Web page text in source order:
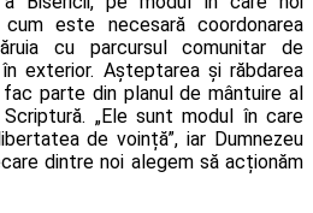
este necesară coordonarea
cu parcursul comunitar de
exterior. Așteptarea și răbdarea
parte din planul de mântuire al
„Ele sunt modul în care
de voință”, iar Dumnezeu
dintre noi alegem să acționăm